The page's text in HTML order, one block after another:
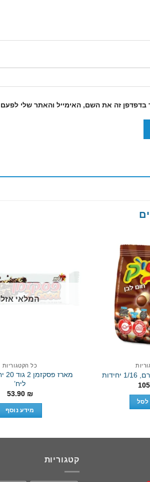
בדפדפן זה את השם, האימייל והאתר שלי
Add to wishlist
לסל
המלאי אזל
כל הקטגוריות
ליח’
53.90 ₪
מידע נוסף
קטגוריות